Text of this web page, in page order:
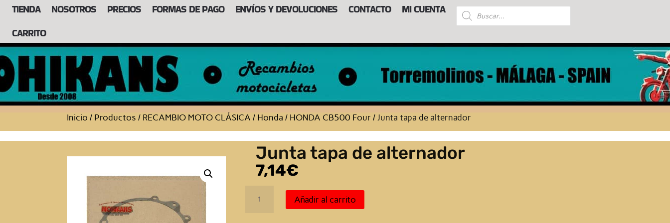
TIENDA NOSOTROS PRECIOS FORMAS DE PAGO ENVÍOS Y DEVOLUCIONES CONTACTO MI CUENTA
Búsqueda
de
productos
CARRITO
Inicio / Productos / RECAMBIO MOTO CLÁSICA / Honda / HONDA CB500 Four / Junta tapa de alternador
Junta tapa de alternador
7,14€
tapa
Añadir al carrito